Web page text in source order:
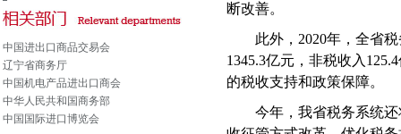
中国进出口商品交易会
辽宁省商务厅
中国机电产品进出口商会
中华人民共和国商务部
中国国际进口博览会
断改善。
此外， 2020年，全省
1345.3亿元，非税收入 125.4
的税收支持和政策保障。
今年，我省税务系统还